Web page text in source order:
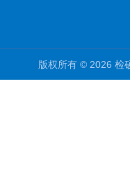
版权所有 © 2026